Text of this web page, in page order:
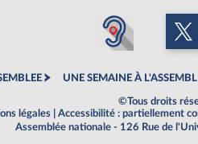
UNE SEMAINE À
©Tous droits
légales
Accessibilité : partiellement
Assemblée nationale - 126 Rue de